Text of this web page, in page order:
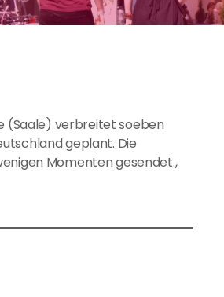
(Saale) verbreitet soeben
geplant. Die
Momenten gesendet.,